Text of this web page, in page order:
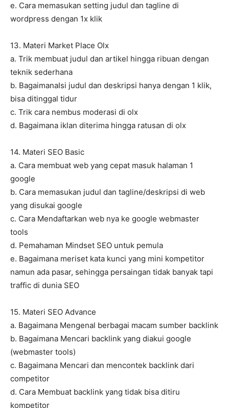
e. Cara memasukan setting judul dan tagline di
wordpress dengan 1x klik
13. Materi Market Place Olx
a. Trik membuat judul dan artikel hingga ribuan dengan
teknik sederhana
b. BagaimanaIsi judul dan deskripsi hanya dengan 1 klik,
bisa ditinggal tidur
c. Trik cara nembus moderasi di olx
d. Bagaimana iklan diterima hingga ratusan di olx
14. Materi SEO Basic
a. Cara membuat web yang cepat masuk halaman 1
google
b. Cara memasukan judul dan tagline/deskripsi di web
yang disukai google
c. Cara Mendaftarkan web nya ke google webmaster
tools
d. Pemahaman Mindset SEO untuk pemula
e. Bagaimana meriset kata kunci yang mini kompetitor
namun ada pasar, sehingga persaingan tidak banyak tapi
traffic di dunia SEO
15. Materi SEO Advance
a. Bagaimana Mengenal berbagai macam sumber backlink
b. Bagaimana Mencari backlink yang diakui google
(webmaster tools)
c. Bagaimana Mencari dan mencontek backlink dari
competitor
d. Cara Membuat backlink yang tidak bisa ditiru
kompetitor